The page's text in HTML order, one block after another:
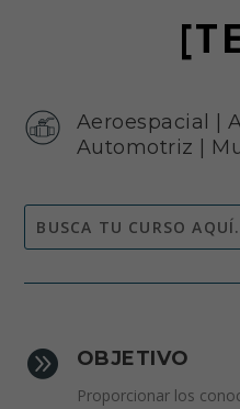
Aeroespacial
Automotriz
 OBJETIVO
Proporcionar los